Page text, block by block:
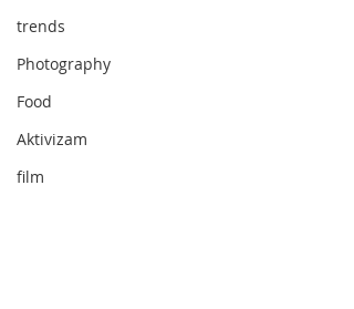
trends
Photography
Food
Aktivizam
film